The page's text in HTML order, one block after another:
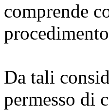
comprende
Da tali
permesso di